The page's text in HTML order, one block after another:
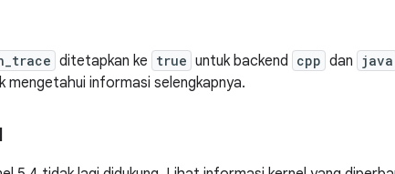
ditetapkan ke true untuk backend cpp dan java
mengetahui informasi selengkapnya.